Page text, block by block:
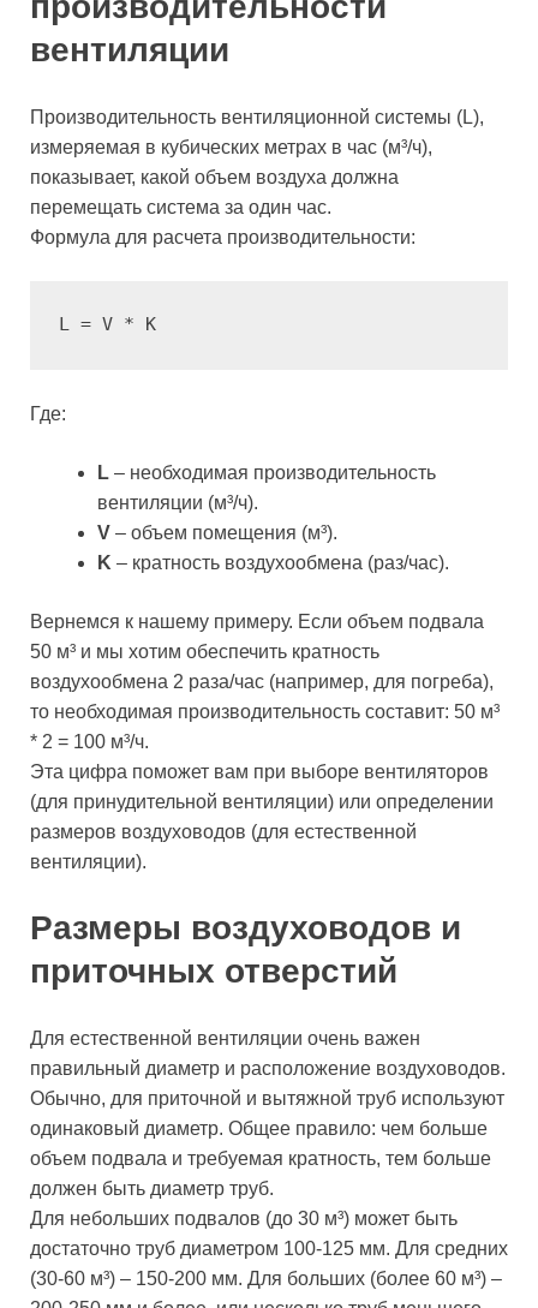
вентиляции
Производительность вентиляционной системы (L),
измеряемая в кубических метрах в час (м³/ч),
показывает, какой объем воздуха должна
перемещать система за один час.
Формула для расчета производительности:
L = V * K
Где:
L – необходимая производительность
вентиляции (м³/ч).
V – объем помещения (м³).
K – кратность воздухообмена (раз/час).
Вернемся к нашему примеру. Если объем подвала
50 м³ и мы хотим обеспечить кратность
воздухообмена 2 раза/час (например, для погреба),
то необходимая производительность составит: 50 м³
* 2 = 100 м³/ч.
Эта цифра поможет вам при выборе вентиляторов
(для принудительной вентиляции) или определении
размеров воздуховодов (для естественной
вентиляции).
Размеры воздуховодов и
приточных отверстий
Для естественной вентиляции очень важен
правильный диаметр и расположение воздуховодов.
Обычно, для приточной и вытяжной труб используют
одинаковый диаметр. Общее правило: чем больше
объем подвала и требуемая кратность, тем больше
должен быть диаметр труб.
Для небольших подвалов (до 30 м³) может быть
достаточно труб диаметром 100-125 мм. Для средних
(30-60 м³) – 150-200 мм. Для больших (более 60 м³) –